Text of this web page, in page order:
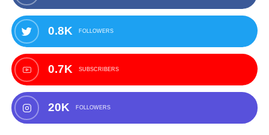
0.8K FOLLOWERS
0.7K SUBSCRIBERS
20K FOLLOWERS